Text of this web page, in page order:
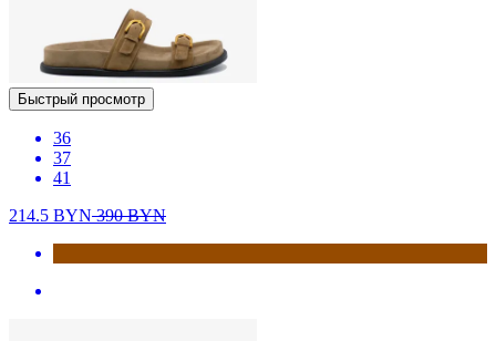
Быстрый просмотр
36
37
41
214.5 BYN390BYN